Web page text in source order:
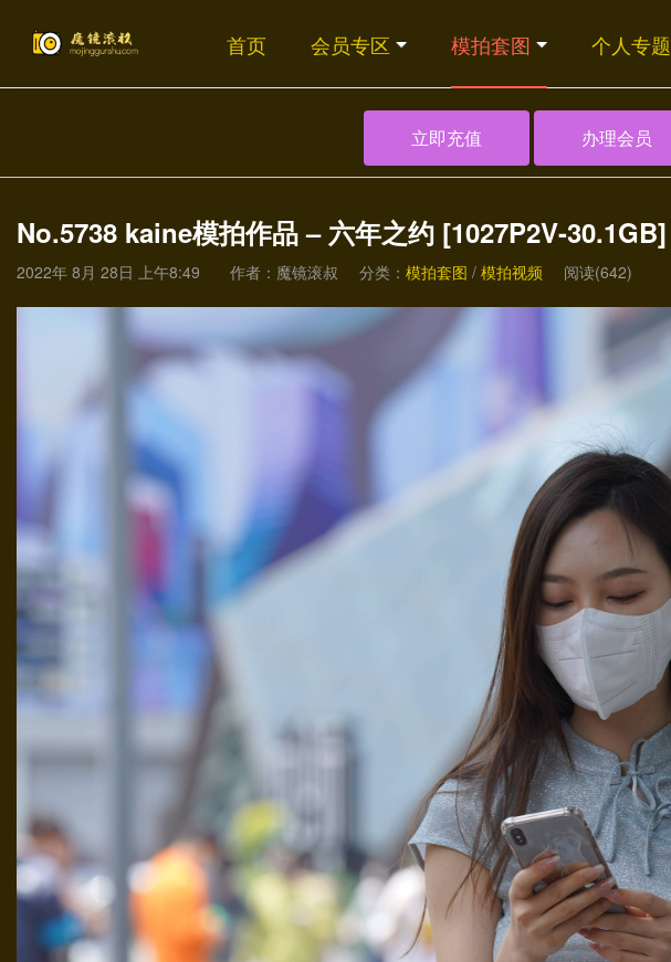
首页 会员专区 模拍套图 个人专题
立即充值 办理会员
No.5738 kaine模拍作品 – 六年之约 [1027P2V-30.1GB]
2022年 8月 28日 上午8:49 作者：魔镜滚叔 分类： 模拍套图 / 模拍视频 阅读(642)